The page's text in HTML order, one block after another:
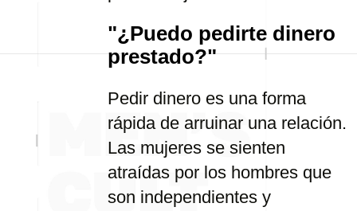
"¿Puedo pedirte dinero
prestado?"
Pedir dinero es una forma
rápida de arruinar una relación.
Las mujeres se sienten
atraídas por los hombres que
son independientes y